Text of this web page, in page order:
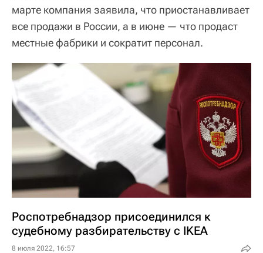
марте компания заявила, что приостанавливает
все продажи в России, а в июне — что продаст
местные фабрики и сократит персонал.
Роспотребнадзор присоединился к
судебному разбирательству с IKEA
8 июля 2022, 16:57